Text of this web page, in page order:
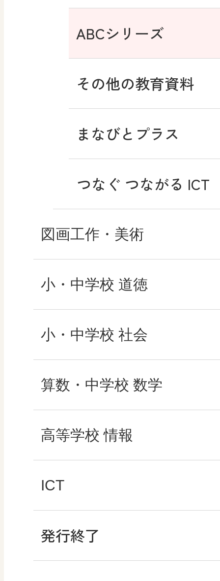
ABCシリーズ
その他の教育資料
まなびとプラス
つなぐ つながる ICT
図画工作・美術
形 forme
十人虹色 ～「違う」
図工のみかた
高校教科書×美術館
その他の教育資料
小・中学校 道徳
どうとくのひろば
どうする？とくだ先
―マンガで考える道
どうする？とくだ先
ABCシリーズ
小・中学校 社会
社会科NAVI
マンガでわかる社会
ABCシリーズ
算数・中学校 数学
ROOT
教科書活用のポイン
算数授業のススメ
高等学校 情報
情報科プラス
ICT
つなぐ つながる ICT
発行終了